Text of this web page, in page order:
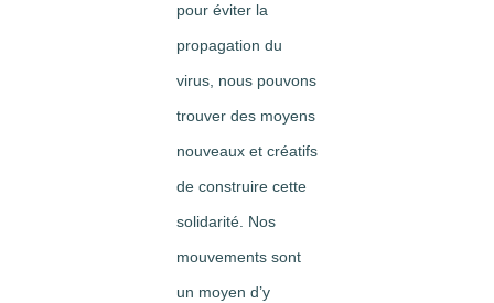
pour éviter la
propagation du
virus, nous pouvons
trouver des moyens
nouveaux et créatifs
de construire cette
solidarité. Nos
mouvements sont
un moyen d’y